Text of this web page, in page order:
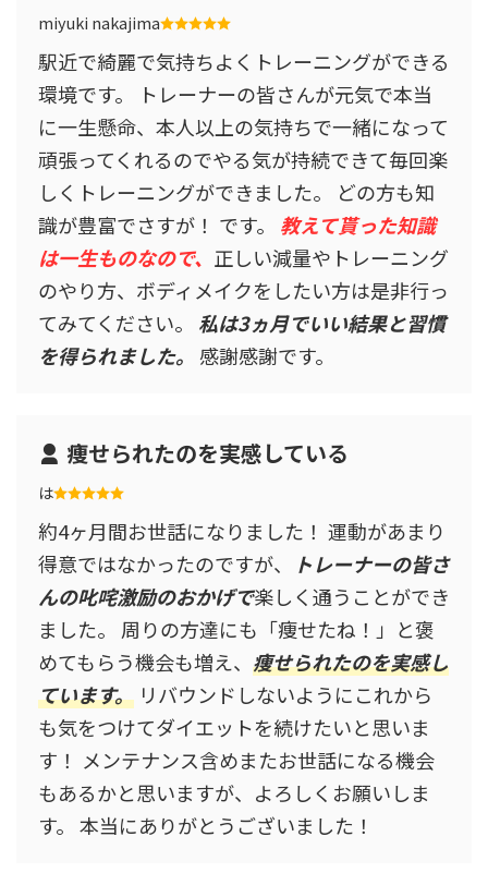
miyuki nakajima
駅近で綺麗で気持ちよくトレーニングができる
環境です。 トレーナーの皆さんが元気で本当
に一生懸命、本人以上の気持ちで一緒になって
頑張ってくれるのでやる気が持続できて毎回楽
しくトレーニングができました。 どの方も知
識が豊富でさすが！ です。 教えて貰った知識
は一生ものなので、 正しい減量やトレーニング
のやり方、ボディメイクをしたい方は是非行っ
てみてください。 私は3ヵ月でいい結果と習慣
を得られました。 感謝感謝です。
痩せられたのを実感している
は
約4ヶ月間お世話になりました！ 運動があまり
得意ではなかったのですが、
トレーナーの皆さ
んの叱咤激励のおかげで楽しく通うことができ
ました。 周りの方達にも「痩せたね！」と褒
めてもらう機会も増え、 痩せられたのを実感し
ています。 リバウンドしないようにこれから
も気をつけてダイエットを続けたいと思いま
す！ メンテナンス含めまたお世話になる機会
もあるかと思いますが、よろしくお願いしま
す。 本当にありがとうございました！